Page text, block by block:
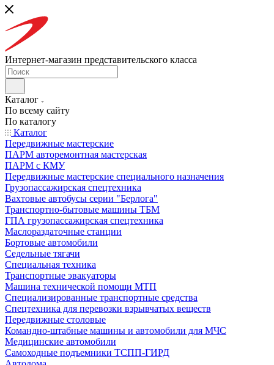
Интернет-магазин представительского класса
Каталог
По всему сайту
По каталогу
Каталог
Передвижные мастерские
ПАРМ авторемонтная мастерская
ПАРМ с КМУ
Передвижные мастерские специального назначения
Грузопассажирская спецтехника
Вахтовые автобусы серии "Берлога"
Транспортно-бытовые машины ТБМ
ГПА грузопассажирская спецтехника
Маслораздаточные станции
Бортовые автомобили
Седельные тягачи
Специальная техника
Транспортные эвакуаторы
Машина технической помощи МТП
Специализированные транспортные средства
Спецтехника для перевозки взрывчатых веществ
Передвижные столовые
Командно-штабные машины и автомобили для МЧС
Медицинские автомобили
Самоходные подъемники ТСПП-ГИРД